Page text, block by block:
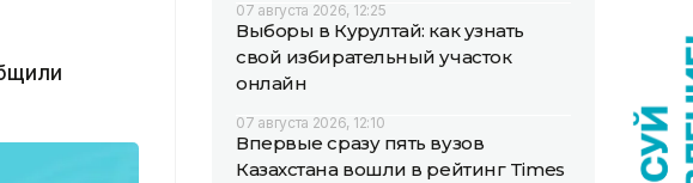
07 августа 2026, 12:25
Выборы в Курултай: как узнать
свой избирательный участок
онлайн
07 августа 2026, 12:10
Впервые сразу пять вузов
Казахстана вошли в рейтинг Times